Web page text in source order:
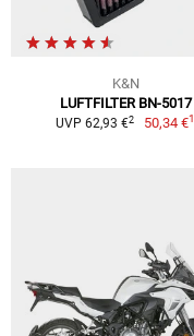
K&N
LUFTFILTER BN-5017
UVP 62,93 €2 50,34 €1